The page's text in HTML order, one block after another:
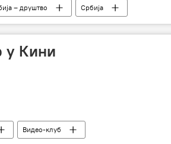
– друштво Србија
у Кини
Видео-клуб